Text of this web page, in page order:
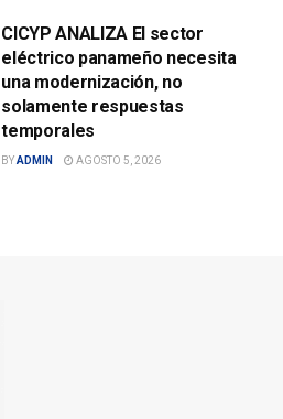
CICYP ANALIZA El sector
eléctrico panameño necesita
una modernización, no
solamente respuestas
temporales
BYADMIN AGOSTO 5, 2026